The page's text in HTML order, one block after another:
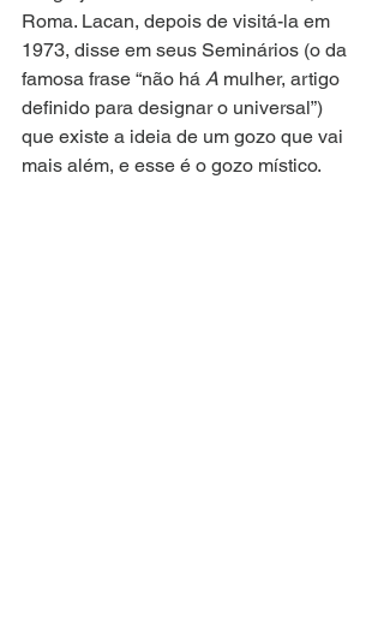
Roma. Lacan, depois de visitá-la em
1973, disse em seus Seminários (o da
famosa frase “não há A mulher, artigo
definido para designar o universal”)
que existe a ideia de um gozo que vai
mais além, e esse é o gozo místico.